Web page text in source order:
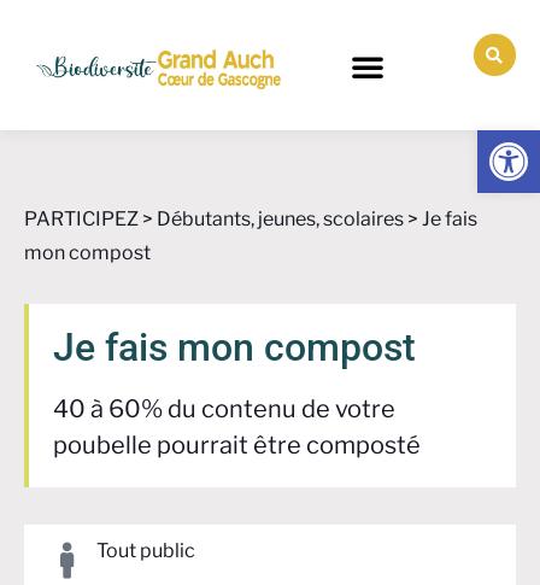
PARTICIPEZ > Débutants, jeunes, scolaires > Je fais
mon compost
Je fais mon compost
40 à 60% du contenu de votre
poubelle pourrait être composté
Tout public